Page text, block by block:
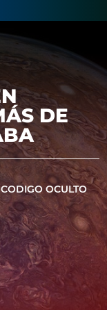
DE
OCULTO